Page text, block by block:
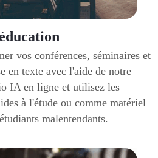
vos conférences, séminaires et
en texte avec l'aide de notre
IA en ligne et utilisez les
à l'étude ou comme matériel
malentendants.